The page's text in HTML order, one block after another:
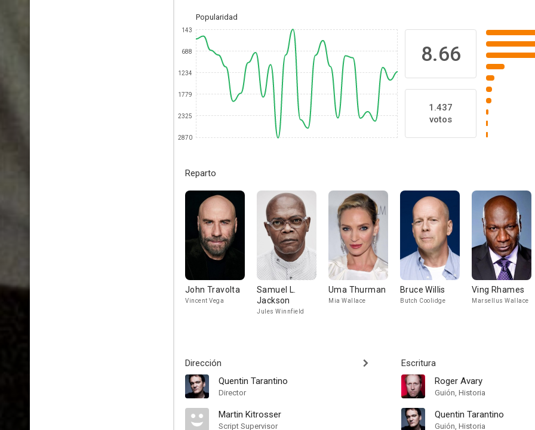
Popularidad
143
688
1234
1779
2325
2870
8.66
1.437
votos
Reparto
John Travolta
Vincent Vega
Samuel L.
Jackson
Jules Winnfield
Uma Thurman
Mia Wallace
Bruce Willis
Butch Coolidge
Ving Rhames
Marsellus Wallace
Dirección
Quentin Tarantino
Director
Martin Kitrosser
Script Supervisor
Escritura
Roger Avary
Guión, Historia
Quentin Tarantino
Guión, Historia